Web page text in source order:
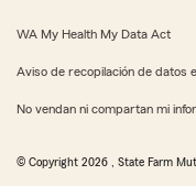
WA My Health My Data Act
Aviso de recopilación de datos
No vendan ni compartan mi
© Copyright 2026 , State Farm